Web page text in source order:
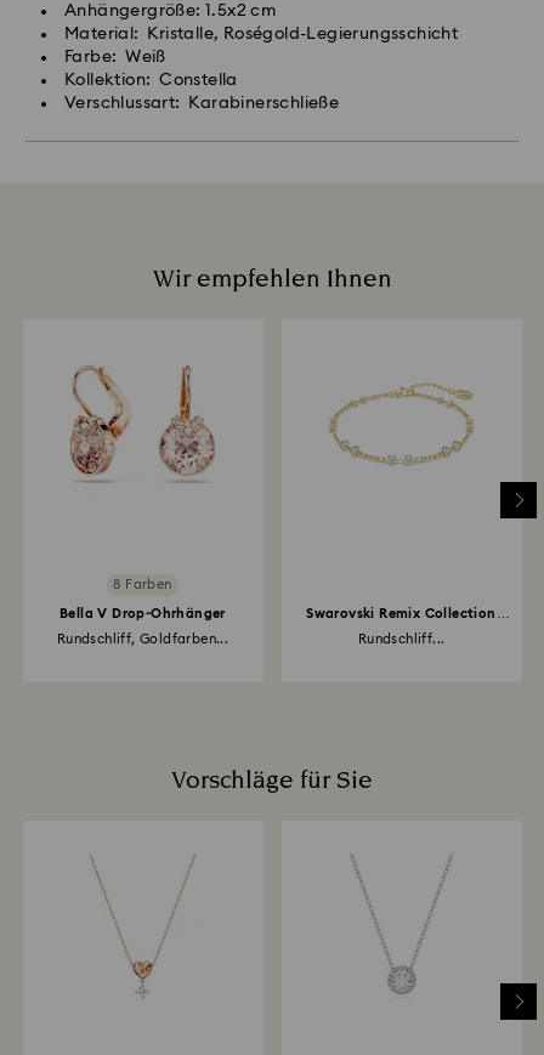
Anhängergrö­ße: 1.5x2 cm
Material: Kristalle, Roségold-Legierungsschicht
Farbe: Weiß
Kollektion: Constella
Verschlussart: Karabinerschließe
Wir empfehlen Ihnen
8 Farben
Bella V Drop-Ohrhänger
Rundschliff, Goldfarben...
Swarovski Remix Collection
Rundschliff...
Vorschläge für Sie